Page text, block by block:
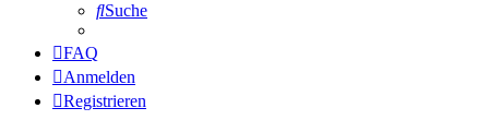
Suche
FAQ
Anmelden
Registrieren